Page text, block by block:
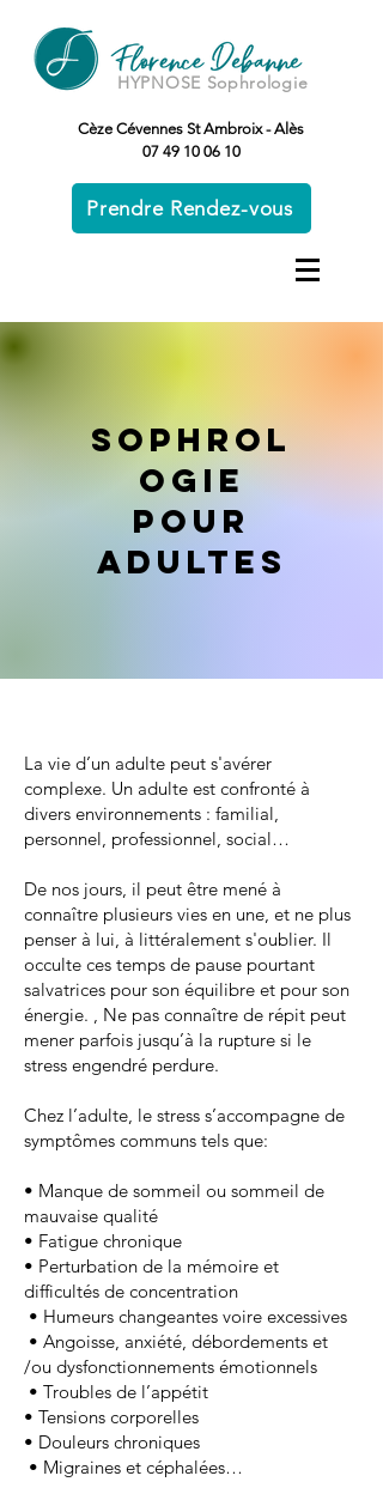
HYPNOSE Sophrologie
Cèze Cévennes St Ambroix - Alès
07 49 10 06 10
Prendre Rendez-vous
Sophrol
ogie
pour
ADULTES
La vie d’un adulte peut s'avérer
complexe. Un adulte est confronté à
divers environnements : familial,
personnel, professionnel, social…
De nos jours, il peut être mené à
connaître plusieurs vies en une, et ne plus
penser à lui, à littéralement s'oublier. Il
occulte ces temps de pause pourtant
salvatrices pour son équilibre et pour son
énergie. , Ne pas connaître de répit peut
mener parfois jusqu’à la rupture si le
stress engendré perdure.
Chez l’adulte, le stress s’accompagne de
symptômes communs tels que:
• Manque de sommeil ou sommeil de
mauvaise qualité
• Fatigue chronique
• Perturbation de la mémoire et
difficultés de concentration
• Humeurs changeantes voire excessives
• Angoisse, anxiété, débordements et
/ou dysfonctionnements émotionnels
• Troubles de l’appétit
• Tensions corporelles
• Douleurs chroniques
• Migraines et céphalées…